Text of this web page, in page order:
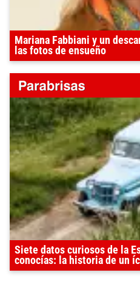
Mariana Fabbiani y un
las fotos de ensueño
Siete datos curiosos de la
conocías: la historia de un